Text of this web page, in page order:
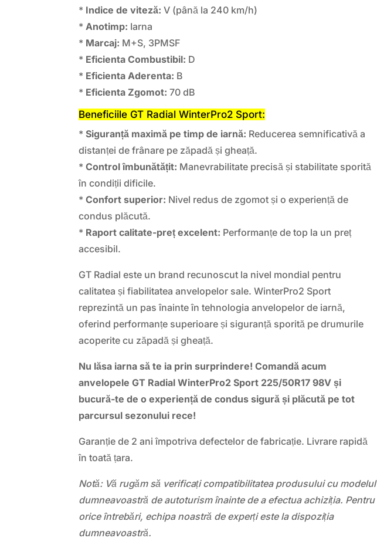
* Indice de viteză: V (până la 240 km/h)
* Anotimp: Iarna
* Marcaj: M+S, 3PMSF
* Eficienta Combustibil: D
* Eficienta Aderenta: B
* Eficienta Zgomot: 70 dB
Beneficiile GT Radial WinterPro2 Sport:
*Siguranță maximă pe timp de iarnă: Reducerea semnificativă a
distanței de frânare pe zăpadă și gheață.
*Control îmbunătățit: Manevrabilitate precisă și stabilitate sporită
în condiții dificile.
*Confort superior: Nivel redus de zgomot și o experiență de
condus plăcută.
* Raport calitate-preț excelent: Performanțe de top la un preț
accesibil.
GT Radial este un brand recunoscut la nivel mondial pentru
calitatea și fiabilitatea anvelopelor sale. WinterPro2 Sport
reprezintă un pas înainte în tehnologia anvelopelor de iarnă,
oferind performanțe superioare și siguranță sporită pe drumurile
acoperite cu zăpadă și gheață.
Nu lăsa iarna să te ia prin surprindere! Comandă acum
anvelopele GT Radial WinterPro2 Sport 225/50R17 98V și
bucură-te de o experiență de condus sigură și plăcută pe tot
parcursul sezonului rece!
Garanție de 2 ani împotriva defectelor de fabricație. Livrare rapidă
în toată țara.
Notă: Vă rugăm să verificați compatibilitatea produsului cu modelul
dumneavoastră de autoturism înainte de a efectua achiziția. Pentru
orice întrebări, echipa noastră de experți este la dispoziția
dumneavoastră.